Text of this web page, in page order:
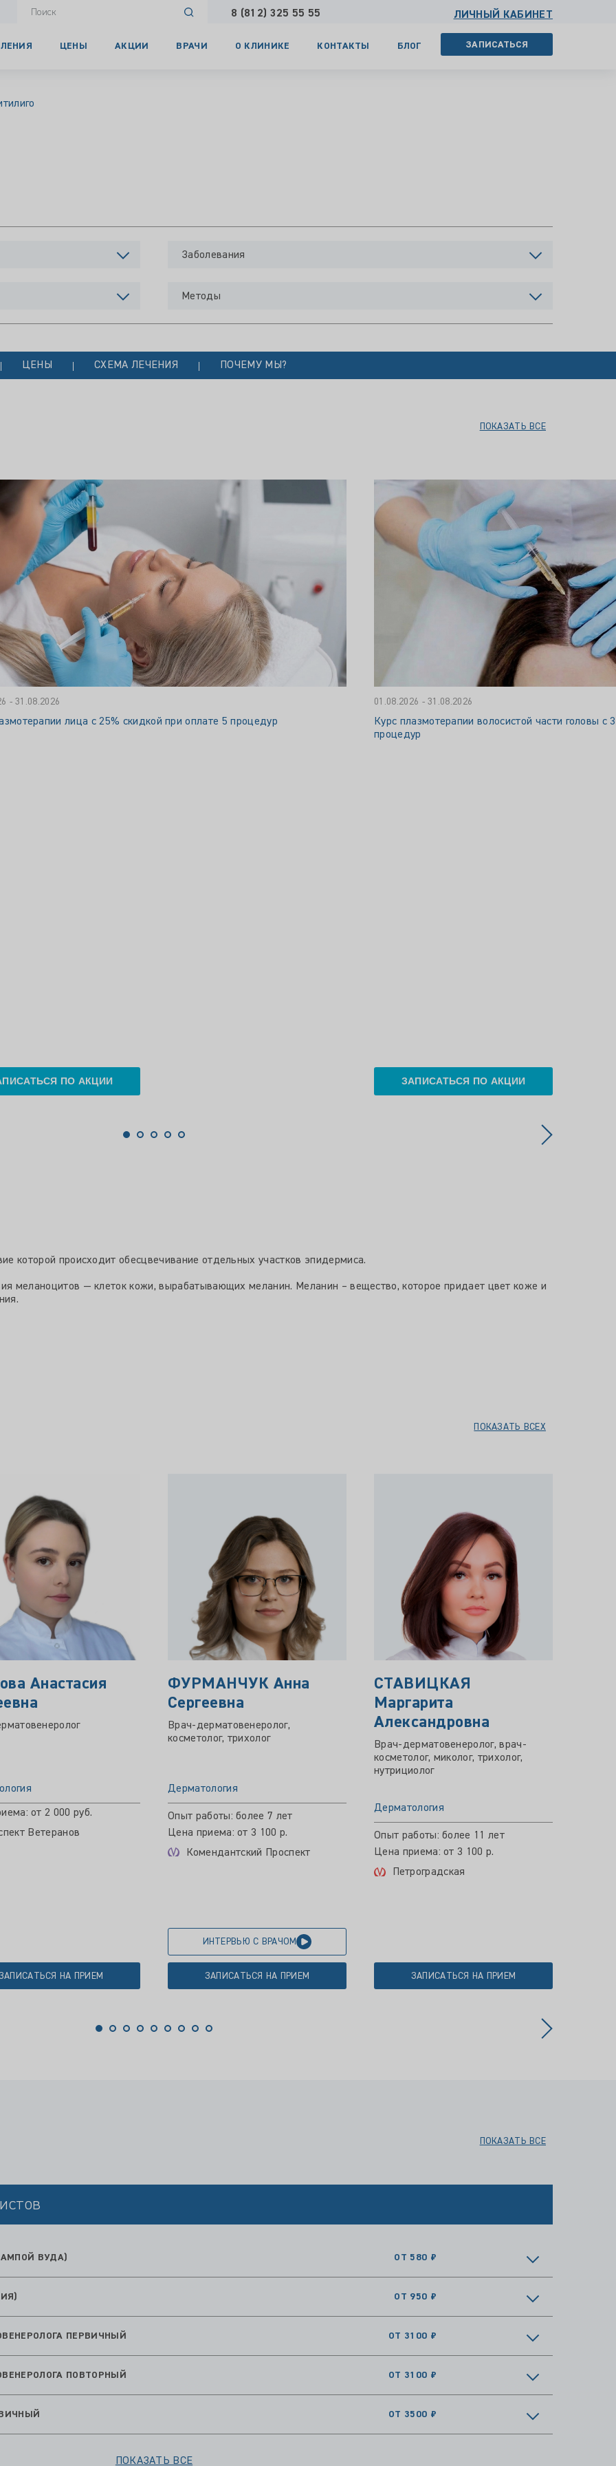
8 (812) 325 55 55 ЛИЧНЫЙ КАБИНЕТ
ЦЕНЫ АКЦИИ ВРАЧИ О КЛИНИКЕ КОНТАКТЫ БЛОГ ЗАПИСАТЬСЯ
Заболевания
Методы
ЦЕНЫ СХЕМА ЛЕЧЕНИЯ ПОЧЕМУ МЫ?
ПОКАЗАТЬ ВСЕ
- 31.08.2026
лица с 25% скидкой при оплате 5 процедур
ПО АКЦИИ
01.08.2026 - 31.08.2026
Курс плазмотерапии волосистой части головы с
процедур
ЗАПИСАТЬСЯ ПО АКЦИИ
которой происходит обесцвечивание отдельных участков эпидермиса.
меланоцитов — клеток кожи, вырабатывающих меланин. Меланин – вещество, которое придает цвет коже и
ПОКАЗАТЬ ВСЕХ
Анастасия
от 2 000 руб.
Ветеранов
НА ПРИЕМ
ФУРМАНЧУК Анна
Сергеевна
Врач-дерматовенеролог,
косметолог, трихолог
Дерматология
Опыт работы: более 7 лет
Цена приема: от 3 100 р.
Комендантский Проспект
ИНТЕРВЬЮ С ВРАЧОМ
ЗАПИСАТЬСЯ НА ПРИЕМ
СТАВИЦКАЯ
Маргарита
Александровна
Врач-дерматовенеролог, врач-
косметолог, миколог, трихолог,
нутрициолог
Дерматология
Опыт работы: более 11 лет
Цена приема: от 3 100 р.
Петроградская
ЗАПИСАТЬСЯ НА ПРИЕМ
ПОКАЗАТЬ ВСЕ
ВУДА) ОТ 580 ₽
ОТ 950 ₽
ПЕРВИЧНЫЙ ОТ 3100 ₽
ПОВТОРНЫЙ ОТ 3100 ₽
ОТ 3500 ₽
ПОКАЗАТЬ ВСЕ